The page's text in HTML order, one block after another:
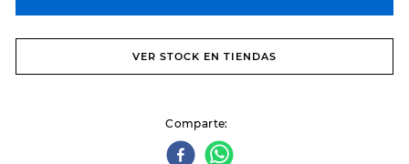
VER STOCK EN TIENDAS
Comparte